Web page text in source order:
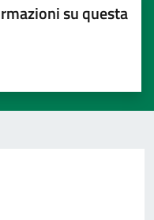
su questa
5